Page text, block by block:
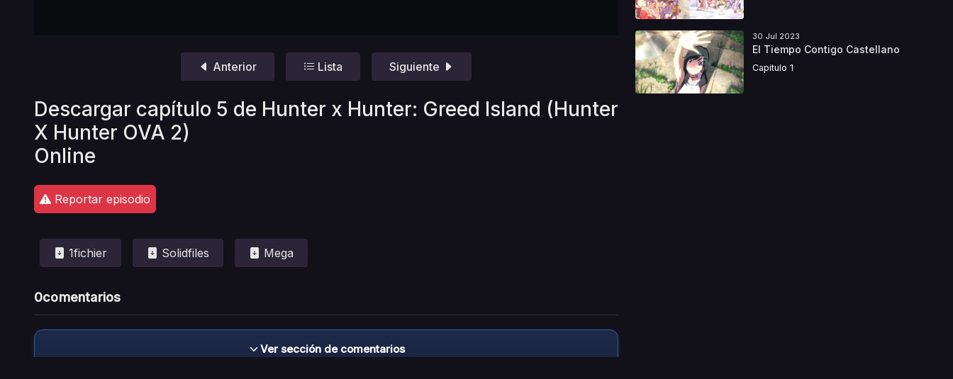
Anterior Lista Siguiente
Descargar capítulo 5 de Hunter x Hunter: Greed Island (Hunter
X Hunter OVA 2)
Online
Reportar episodio
1fichier Solidfiles Mega
0comentarios
Ver sección de comentarios
30 Jul 2023
El Tiempo Contigo Castellano
Capitulo 1